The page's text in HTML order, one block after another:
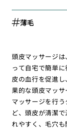
薄毛
頭皮マッサージ
って自宅で簡単
皮の血行を促進
果的な頭皮マッサ
マッサージを行
ど、頭皮が清潔
れやすく、毛穴